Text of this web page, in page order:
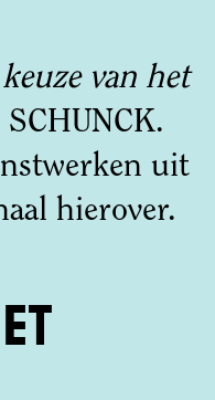
van het
uit
hierover.